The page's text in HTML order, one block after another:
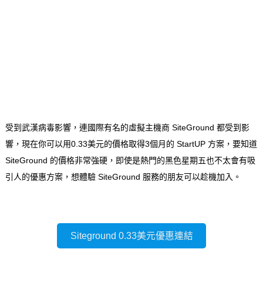
受到武漢病毒影響，連國際有名的虛擬主機商 SiteGround 都受到影
響，現在你可以用0.33美元的價格取得3個月的 StartUP 方案，要知道
SiteGround 的價格非常強硬，即使是熱門的黑色星期五也不太會有吸
引人的優惠方案，想體驗 SiteGround 服務的朋友可以趁機加入。
Siteground 0.33美元優惠連結